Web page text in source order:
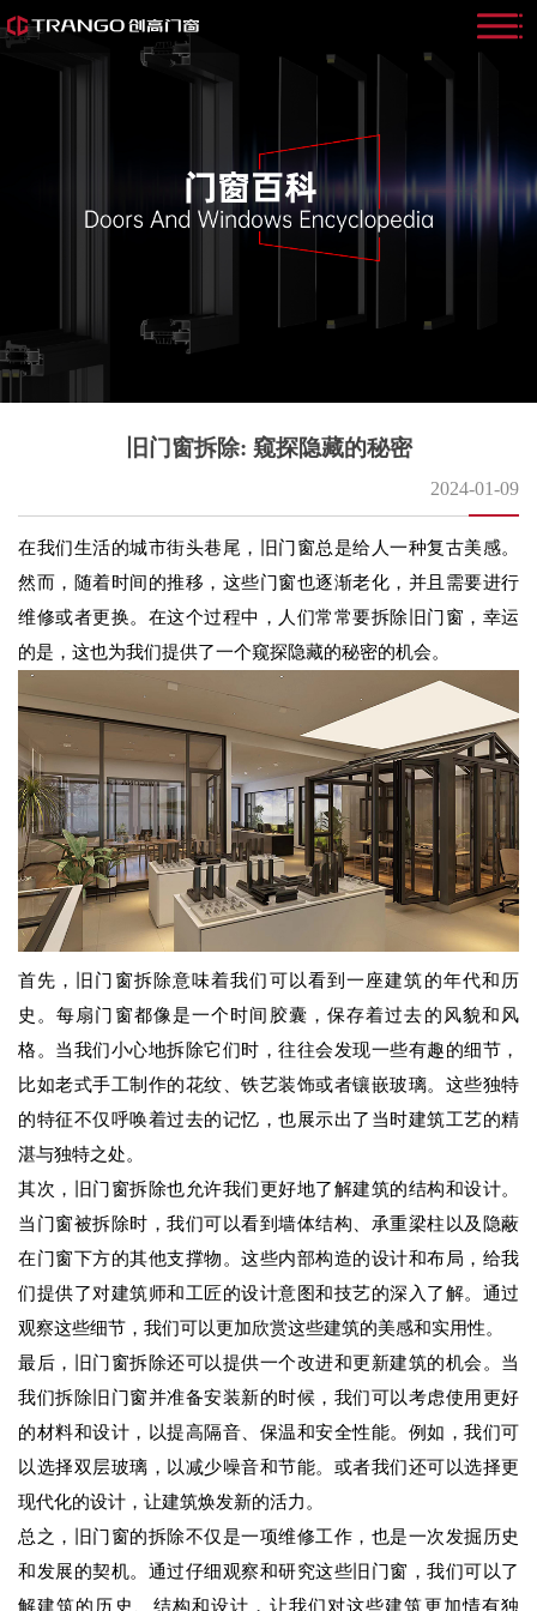
旧门窗拆除: 窥探隐藏的秘密
2024-01-09
在我们生活的城市街头巷尾，旧门窗总是给人一种复古美感。
然而，随着时间的推移，这些门窗也逐渐老化，并且需要进行
维修或者更换。在这个过程中，人们常常要拆除旧门窗，幸运
的是，这也为我们提供了一个窥探隐藏的秘密的机会。
首先，旧门窗拆除意味着我们可以看到一座建筑的年代和历
史。每扇门窗都像是一个时间胶囊，保存着过去的风貌和风
格。当我们小心地拆除它们时，往往会发现一些有趣的细节，
比如老式手工制作的花纹、铁艺装饰或者镶嵌玻璃。这些独特
的特征不仅呼唤着过去的记忆，也展示出了当时建筑工艺的精
湛与独特之处。
其次，旧门窗拆除也允许我们更好地了解建筑的结构和设计。
当门窗被拆除时，我们可以看到墙体结构、承重梁柱以及隐蔽
在门窗下方的其他支撑物。这些内部构造的设计和布局，给我
们提供了对建筑师和工匠的设计意图和技艺的深入了解。通过
观察这些细节，我们可以更加欣赏这些建筑的美感和实用性。
最后，旧门窗拆除还可以提供一个改进和更新建筑的机会。当
我们拆除旧门窗并准备安装新的时候，我们可以考虑使用更好
的材料和设计，以提高隔音、保温和安全性能。例如，我们可
以选择双层玻璃，以减少噪音和节能。或者我们还可以选择更
现代化的设计，让建筑焕发新的活力。
总之，旧门窗的拆除不仅是一项维修工作，也是一次发掘历史
和发展的契机。通过仔细观察和研究这些旧门窗，我们可以了
解建筑的历史、结构和设计，让我们对这些建筑更加情有独